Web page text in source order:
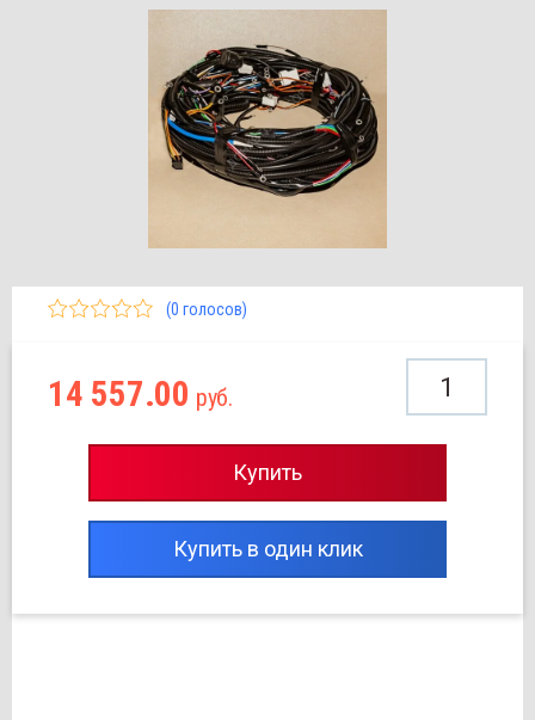
(0 голосов)
14 557.00 руб.
Купить
Купить в один клик